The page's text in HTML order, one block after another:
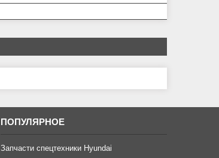
ПОПУЛЯРНОЕ
Запчасти спецтехники Hyundai